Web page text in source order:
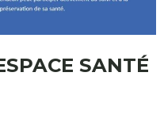
SANTÉ